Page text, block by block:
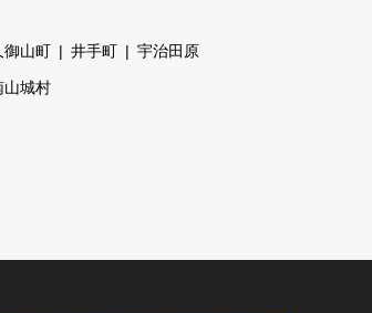
御山町 井手町 宇治田原
山城村